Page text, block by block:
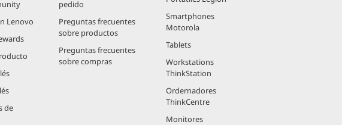
Lenovo
de
pedido
Preguntas frecuentes
sobre productos
Preguntas frecuentes
sobre compras
Smartphones
Motorola
Tablets
Workstations
ThinkStation
Ordernadores
ThinkCentre
Monitores